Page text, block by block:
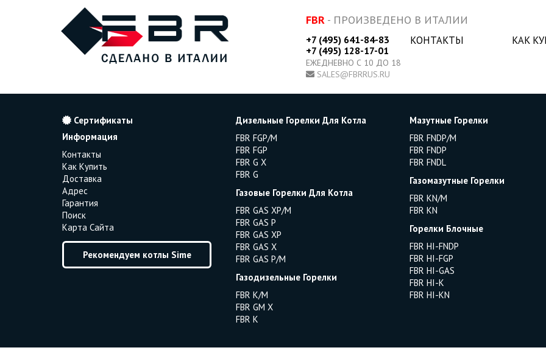
FBR- ПРОИЗВЕДЕНО В ИТАЛИИ
+7 (495) 641-84-83
+7 (495) 128-17-01
ЕЖЕДНЕВНО С 10 ДО 18
SALES@FBRRUS.RU
КОНТАКТЫ КАК
Сертификаты
Информация
Контакты
Как Купить
Доставка
Адрес
Гарантия
Поиск
Карта Сайта
Рекомендуем котлы Sime
Дизельные Горелки Для Котла
FBR FGP/M
FBR FGP
FBR G X
FBR G
Газовые Горелки Для Котла
FBR GAS XP/M
FBR GAS P
FBR GAS XP
FBR GAS X
FBR GAS P/M
Газодизельные Горелки
FBR K/M
FBR GM X
FBR K
Мазутные Горелки
FBR FNDP/M
FBR FNDP
FBR FNDL
Газомазутные Горелки
FBR KN/M
FBR KN
Горелки Блочные
FBR HI-FNDP
FBR HI-FGP
FBR HI-GAS
FBR HI-K
FBR HI-KN